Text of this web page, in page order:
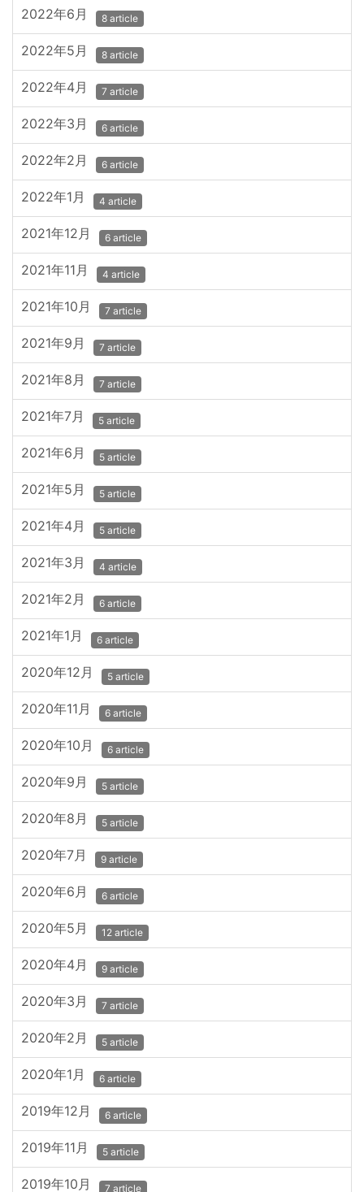
2022年6月 8 article
2022年5月 8 article
2022年4月 7 article
2022年3月 6 article
2022年2月 6 article
2022年1月 4 article
2021年12月 6 article
2021年11月 4 article
2021年10月 7 article
2021年9月 7 article
2021年8月 7 article
2021年7月 5 article
2021年6月 5 article
2021年5月 5 article
2021年4月 5 article
2021年3月 4 article
2021年2月 6 article
2021年1月 6 article
2020年12月 5 article
2020年11月 6 article
2020年10月 6 article
2020年9月 5 article
2020年8月 5 article
2020年7月 9 article
2020年6月 6 article
2020年5月 12 article
2020年4月 9 article
2020年3月 7 article
2020年2月 5 article
2020年1月 6 article
2019年12月 6 article
2019年11月 5 article
2019年10月 7 article